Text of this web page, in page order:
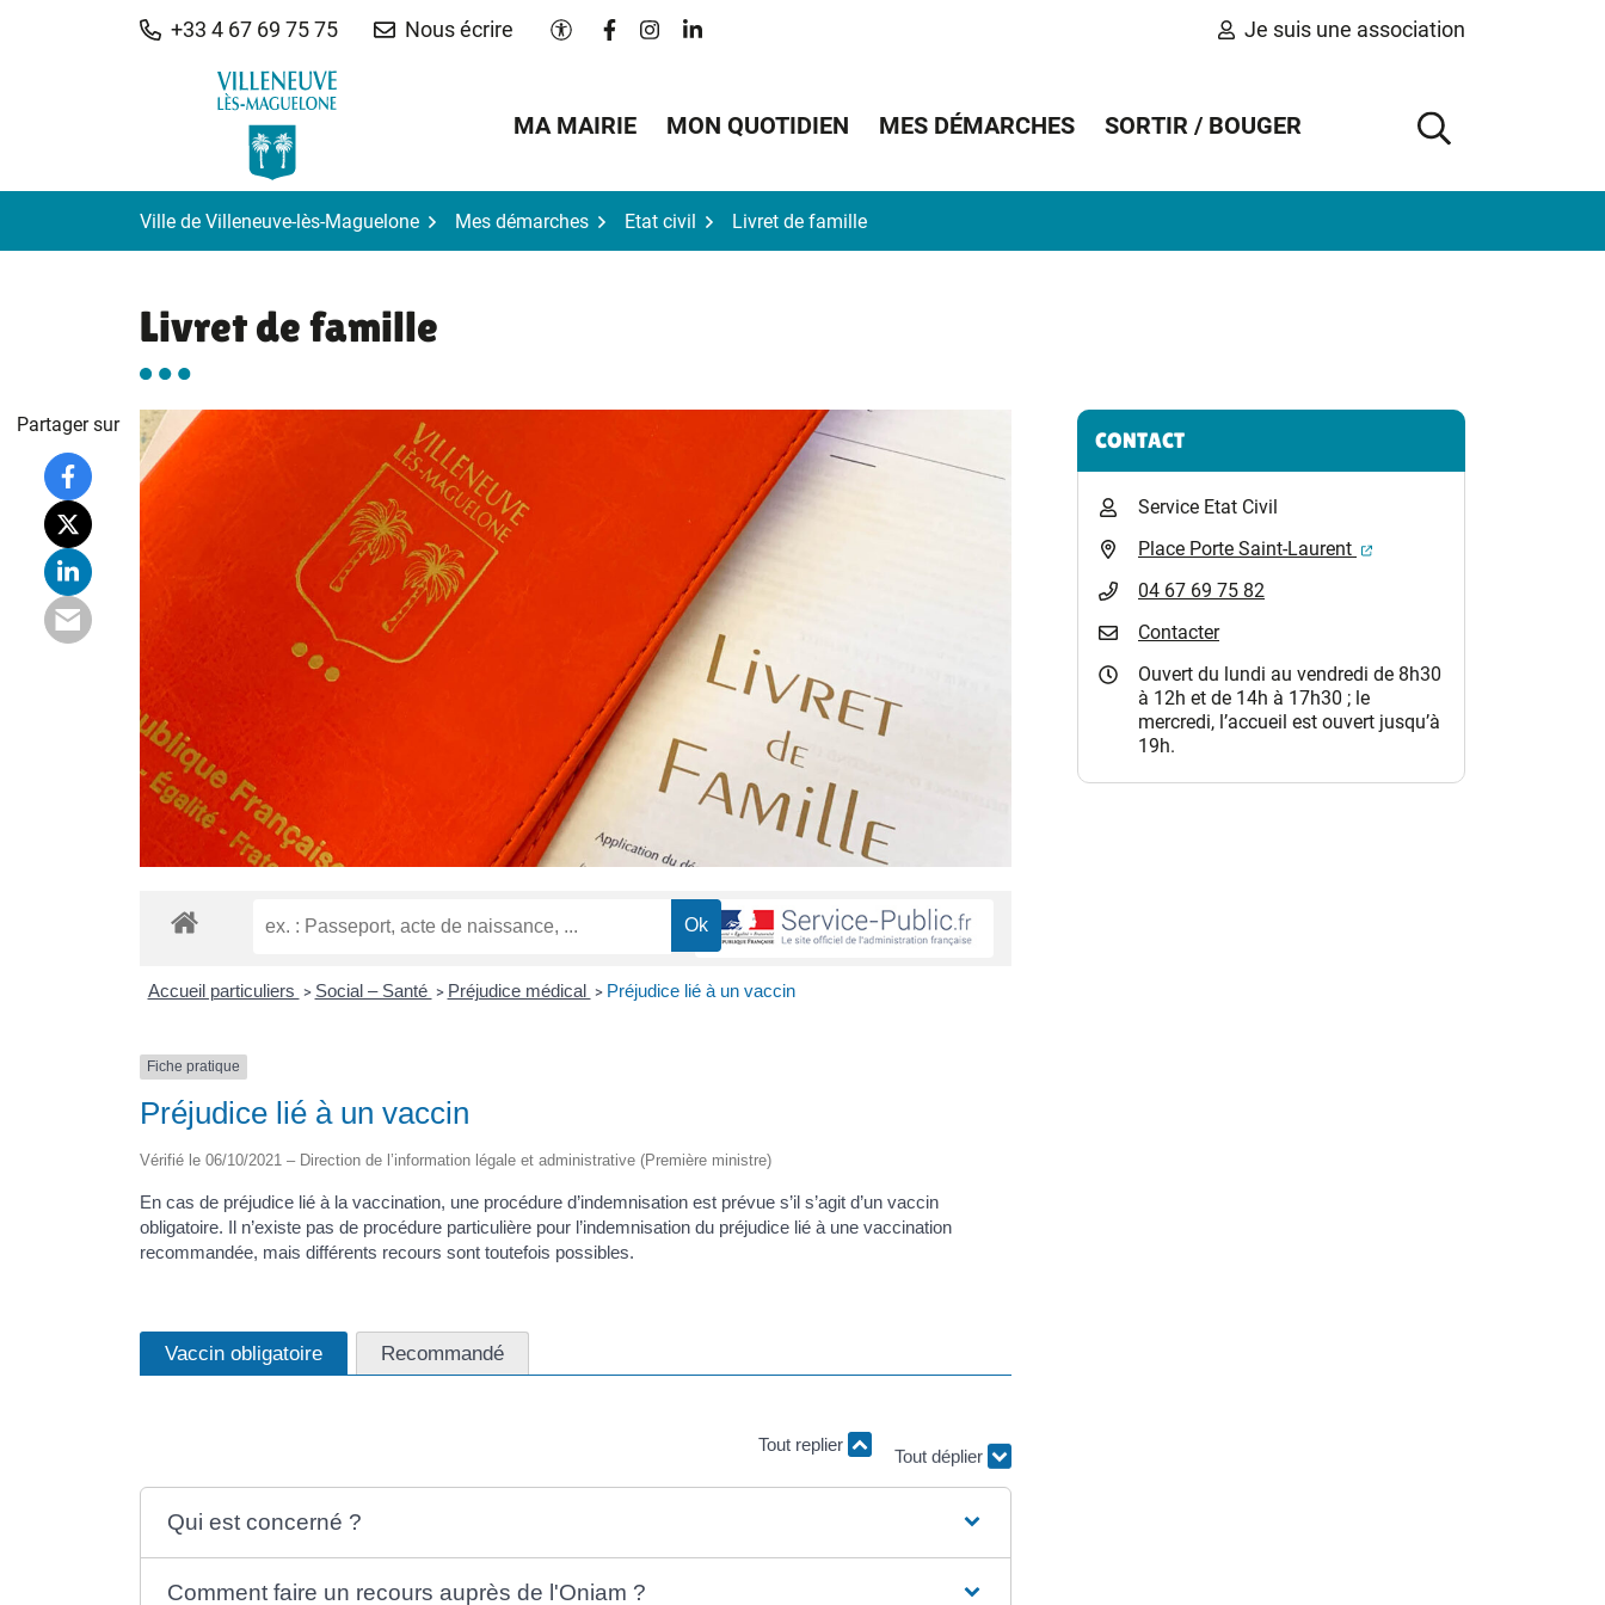
+33 4 67 69 75 75 Nous écrire Paramètres d'accessibilité
Lien vers le compte Facebook
Lien vers le compte Instagram
Lien vers le compte Linkedin Je suis une association
MA MAIRIE MON QUOTIDIEN MES DÉMARCHES SORTIR / BOUGER
AFFICHER
Ville de Villeneuve-lès-Maguelone Mes démarches Etat civil Livret de famille
Livret de famille
Accueil particuliers > Social – Santé > Préjudice médical > Préjudice lié à un vaccin
Fiche pratique
Préjudice lié à un vaccin
Vérifié le 06/10/2021 – Direction de l’information légale et administrative (Première ministre)
En cas de préjudice lié à la vaccination, une procédure d’indemnisation est prévue s’il s’agit d’un vaccin
obligatoire. Il n’existe pas de procédure particulière pour l’indemnisation du préjudice lié à une vaccination
recommandée, mais différents recours sont toutefois possibles.
Vaccin obligatoire Recommandé
Tout replier
Qui est concerné ?
Comment faire un recours auprès de l'Oniam ?
Partager sur Informations complémentaires
CONTACT
Service Etat Civil
Place Porte Saint-Laurent
(ouverture dans un nouvel
04 67 69 75 82
Contacter
Ouvert du lundi au vendredi de 8h30
à 12h et de 14h à 17h30 ; le
mercredi, l’accueil est ouvert jusqu’à
19h.